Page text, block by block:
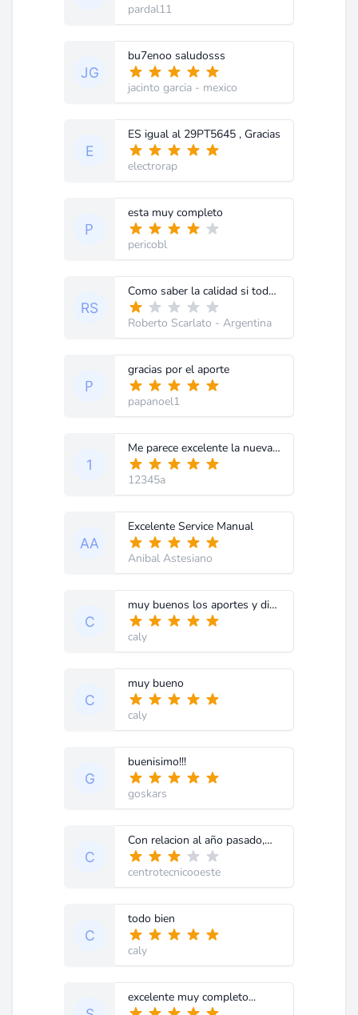
pardal11
bu7enoo saludosss
jacinto garcia - mexico
ES igual al 29PT5645 , Gracias
electrorap
esta muy completo
pericobl
Como saber la calidad si todavía no se descargó.
Roberto Scarlato - Argentina
gracias por el aporte
papanoel1
Me parece excelente la nueva versión del Club de Diagramas para dar una mejor ayuda a los tecnicos y para todos los usuarios que son beneficiarios de este servicio. Gracias por hacerme participe del Club que es lo mejor
12345a
Excelente Service Manual
Anibal Astesiano
muy buenos los aportes y diagramas
caly
muy bueno
caly
buenisimo!!!
goskars
Con relacion al año pasado,me cuesta mucho encontrar los circuitos que antes abria perfectamente. Es como si los diagramas hallan desaparecido. Si me pueden informar que paso les agradezco. Estoy pensando mucho en renovar mi membrecia. Gracias Centro tecnico oeste
centrotecnicooeste
todo bien
caly
excelente muy completo...